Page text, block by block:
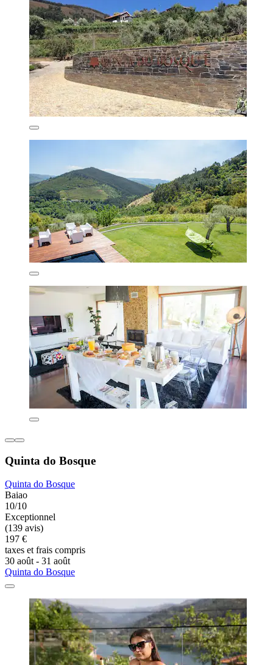
Quinta do Bosque
Quinta do Bosque
Baiao
10/10
Exceptionnel
(139 avis)
197 €
taxes et frais compris
30 août - 31 août
Quinta do Bosque